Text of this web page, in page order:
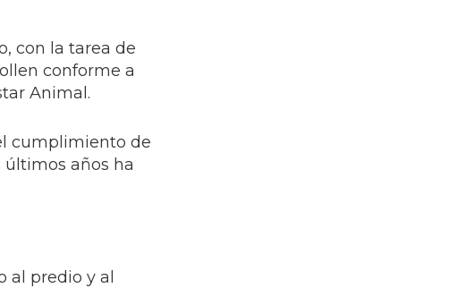
con la tarea de
conforme a
Animal.
cumplimiento de
años ha
al predio y al